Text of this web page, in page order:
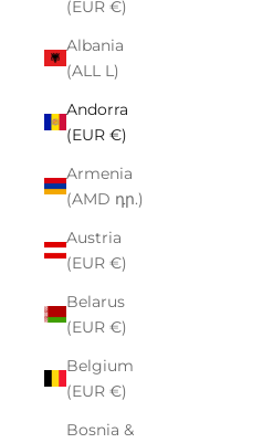
(EUR €)
Albania
(ALL L)
Andorra
(EUR €)
Armenia
(AMD դր.)
Austria
(EUR €)
Belarus
(EUR €)
Belgium
(EUR €)
Bosnia &